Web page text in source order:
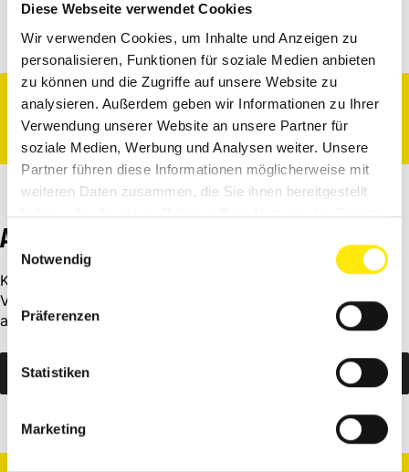
Diese Webseite verwendet Cookies
Wir verwenden Cookies, um Inhalte und Anzeigen zu
personalisieren, Funktionen für soziale Medien anbieten
zu können und die Zugriffe auf unsere Website zu
analysieren. Außerdem geben wir Informationen zu Ihrer
Verwendung unserer Website an unsere Partner für
soziale Medien, Werbung und Analysen weiter. Unsere
Partner führen diese Informationen möglicherweise mit
weiteren Daten zusammen, die Sie ihnen bereitgestellt
haben oder die sie im Rahmen Ihrer Nutzung der Dienste
Einwilligungsauswahl
Notwendig
Präferenzen
Statistiken
Marketing
FARBEN SCHULTZE GMBH & CO. KG
... dieser Name steht für Qualität, Service, Leistung
und Vertrauen. Seit 1908.
ANMELDUNG
Klicke auf diesen Link. Dann wirst du zur Seite des
Veranstalters weitergeleitet und kannst dich dort direkt
anmelden.